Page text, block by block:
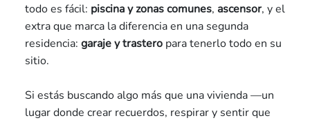
todo es fácil: piscina y zonas comunes, ascensor, y el
extra que marca la diferencia en una segunda
residencia: garaje y trastero para tenerlo todo en su
sitio.
Si estás buscando algo más que una vivienda —un
lugar donde crear recuerdos, respirar y sentir que